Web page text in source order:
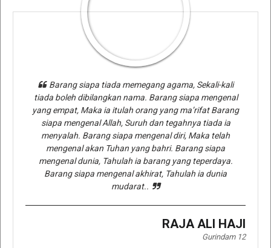
Barang siapa tiada memegang agama, Sekali-kali
tiada boleh dibilangkan nama. Barang siapa mengenal
yang empat, Maka ia itulah orang yang ma’rifat Barang
siapa mengenal Allah, Suruh dan tegahnya tiada ia
menyalah. Barang siapa mengenal diri, Maka telah
mengenal akan Tuhan yang bahri. Barang siapa
mengenal dunia, Tahulah ia barang yang teperdaya.
Barang siapa mengenal akhirat, Tahulah ia dunia
mudarat..
RAJA ALI HAJI
Gurindam 12